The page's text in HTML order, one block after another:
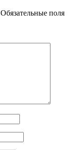
Обязательные поля